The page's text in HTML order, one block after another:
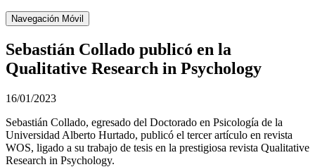
Navegación Móvil
Sebastián Collado publicó en la
Qualitative Research in Psychology
16/01/2023
Sebastián Collado, egresado del Doctorado en Psicología de la
Universidad Alberto Hurtado, publicó el tercer artículo en revista
WOS, ligado a su trabajo de tesis en la prestigiosa revista Qualitative
Research in Psychology.